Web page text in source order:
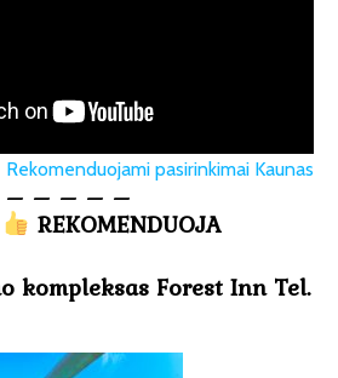
Rekomenduojami pasirinkimai Kaunas
– – – –
REKOMENDUOJA
kompleksas Forest Inn Tel.